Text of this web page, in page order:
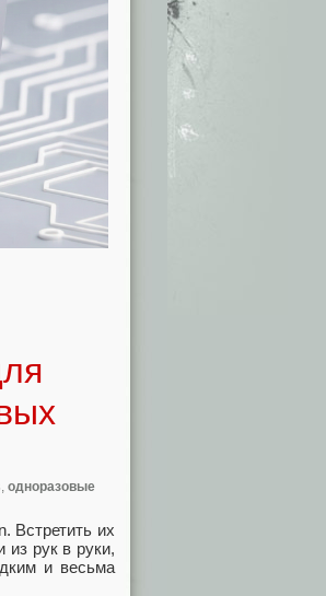
, одноразовые
Встретить их
из рук в руки,
и весьма